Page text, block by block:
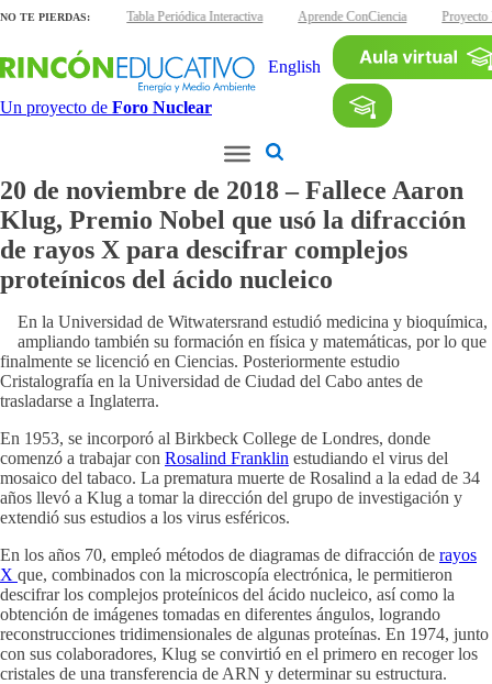
NO TE PIERDAS:
interactivas Tabla Periódica Interactiva Aprende ConCiencia Proyecto
Un proyecto de Foro Nuclear
English
20 de noviembre de 2018 – Fallece Aaron
Klug, Premio Nobel que usó la difracción
de rayos X para descifrar complejos
proteínicos del ácido nucleico
En la Universidad de Witwatersrand estudió medicina y bioquímica,
ampliando también su formación en física y matemáticas, por lo que
finalmente se licenció en Ciencias. Posteriormente estudio
Cristalografía en la Universidad de Ciudad del Cabo antes de
trasladarse a Inglaterra.
En 1953, se incorporó al Birkbeck College de Londres, donde
comenzó a trabajar con Rosalind Franklin estudiando el virus del
mosaico del tabaco. La prematura muerte de Rosalind a la edad de 34
años llevó a Klug a tomar la dirección del grupo de investigación y
extendió sus estudios a los virus esféricos.
En los años 70, empleó métodos de diagramas de difracción de rayos
X que, combinados con la microscopía electrónica, le permitieron
descifrar los complejos proteínicos del ácido nucleico, así como la
obtención de imágenes tomadas en diferentes ángulos, logrando
reconstrucciones tridimensionales de algunas proteínas. En 1974, junto
con sus colaboradores, Klug se convirtió en el primero en recoger los
cristales de una transferencia de ARN y determinar su estructura.